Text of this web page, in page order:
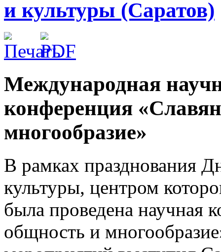
и культуры (Саратов)
Международная
конференция
многообразие»
В рамках празднования
культуры, центром
была проведена научная
общность и